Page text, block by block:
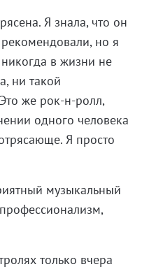
Я знала, что он
но я
в жизни не
ни такой
же рок-н-ролл,
одного человека
Я просто
музыкальный
только вчера